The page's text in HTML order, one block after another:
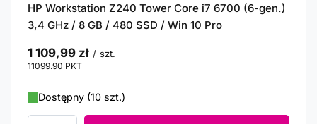
HP Workstation Z240 Tower Core i7 6700 (6-gen.)
3,4 GHz / 8 GB / 480 SSD / Win 10 Pro
1 109,99 zł / szt.
11099.90 PKT
Dostępny (10 szt.)